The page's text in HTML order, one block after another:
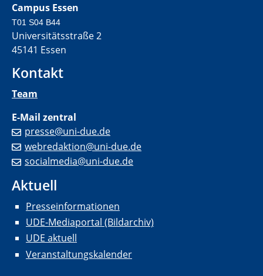
Campus Essen
T01 S04 B44
Universitätsstraße 2
45141 Essen
Kontakt
Team
E-Mail zentral
presse@uni-due.de
webredaktion@uni-due.de
socialmedia@uni-due.de
Aktuell
Presseinformationen
UDE-Mediaportal (Bildarchiv)
UDE aktuell
Veranstaltungskalender